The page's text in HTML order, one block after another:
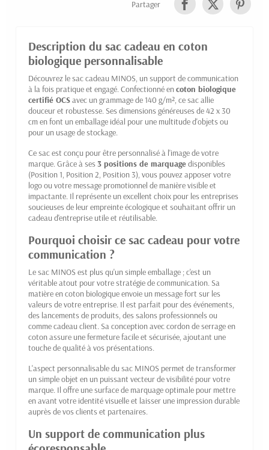
Partager
Description du sac cadeau en coton
biologique personnalisable
Découvrez le sac cadeau MINOS, un support de communication
à la fois pratique et engagé. Confectionné encoton biologique
certifié OCSavec un grammage de 140 g/m², ce sac allie
douceur et robustesse. Ses dimensions généreuses de 42 x 30
cm en font un emballage idéal pour une multitude d'objets ou
pour un usage de stockage.
Ce sac est conçu pour être personnalisé à l'image de votre
marque. Grâce à ses3 positions de marquagedisponibles
(Position 1, Position 2, Position 3), vous pouvez apposer votre
logo ou votre message promotionnel de manière visible et
impactante. Il représente un excellent choix pour les entreprises
soucieuses de leur empreinte écologique et souhaitant offrir un
cadeau d'entreprise utile et réutilisable.
Pourquoi choisir ce sac cadeau pour votre
communication ?
Le sac MINOS est plus qu'un simple emballage ; c'est un
véritable atout pour votre stratégie de communication. Sa
matière en coton biologique envoie un message fort sur les
valeurs de votre entreprise. Il est parfait pour des événements,
des lancements de produits, des salons professionnels ou
comme cadeau client. Sa conception avec cordon de serrage en
coton assure une fermeture facile et sécurisée, ajoutant une
touche de qualité à vos présentations.
L'aspect personnalisable du sac MINOS permet de transformer
un simple objet en un puissant vecteur de visibilité pour votre
marque. Il offre une surface de marquage optimale pour mettre
en avant votre identité visuelle et laisser une impression durable
auprès de vos clients et partenaires.
Un support de communication plus